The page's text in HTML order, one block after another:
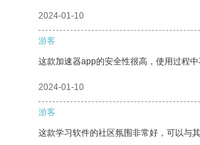
2024-01-10
游客
这款加速器app的安全性很高，使用过程
2024-01-10
游客
这款学习软件的社区氛围非常好，可以与